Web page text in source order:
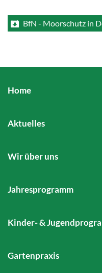
BfN - Moorschutz in
Home
Aktuelles
Wir über uns
Jahresprogramm
Kinder- &
Gartenpraxis